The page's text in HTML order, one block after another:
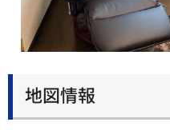
地図情報